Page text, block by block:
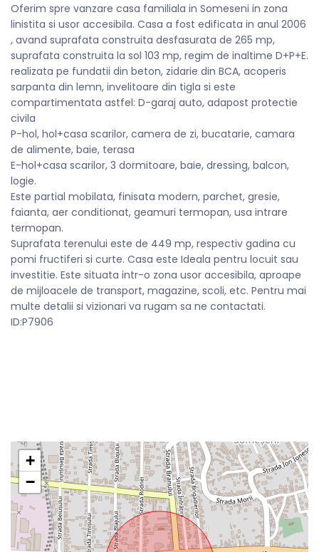
Oferim spre vanzare casa familiala in Someseni in zona
linistita si usor accesibila. Casa a fost edificata in anul 2006
, avand suprafata construita desfasurata de 265 mp,
suprafata construita la sol 103 mp, regim de inaltime D+P+E.
realizata pe fundatii din beton, zidarie din BCA, acoperis
sarpanta din lemn, invelitoare din tigla si este
compartimentata astfel: D-garaj auto, adapost protectie
civila
P-hol, hol+casa scarilor, camera de zi, bucatarie, camara
de alimente, baie, terasa
E-hol+casa scarilor, 3 dormitoare, baie, dressing, balcon,
logie.
Este partial mobilata, finisata modern, parchet, gresie,
faianta, aer conditionat, geamuri termopan, usa intrare
termopan.
Suprafata terenului este de 449 mp, respectiv gadina cu
pomi fructiferi si curte. Casa este Ideala pentru locuit sau
investitie. Este situata intr-o zona usor accesibila, aproape
de mijloacele de transport, magazine, scoli, etc. Pentru mai
multe detalii si vizionari va rugam sa ne contactati.
ID:P7906
+
−